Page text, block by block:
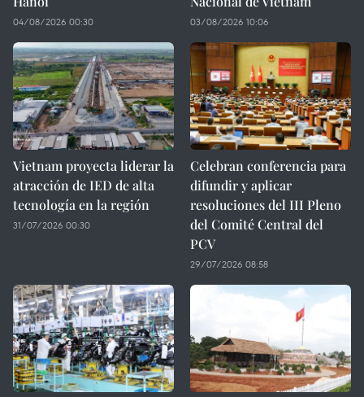
04/08/2026 00:30 03/08/2026 10:06
Vietnam proyecta liderar la
atracción de IED de alta
tecnología en la región
31/07/2026 00:30
Celebran conferencia para
difundir y aplicar
resoluciones del III Pleno
del Comité Central del
PCV
29/07/2026 08:58